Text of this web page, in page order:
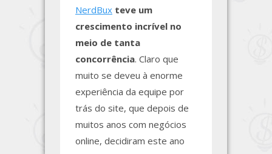
NerdBux teve um
crescimento incrível no
meio de tanta
concorrência. Claro que
muito se deveu à enorme
experiência da equipe por
trás do site, que depois de
muitos anos com negócios
online, decidiram este ano